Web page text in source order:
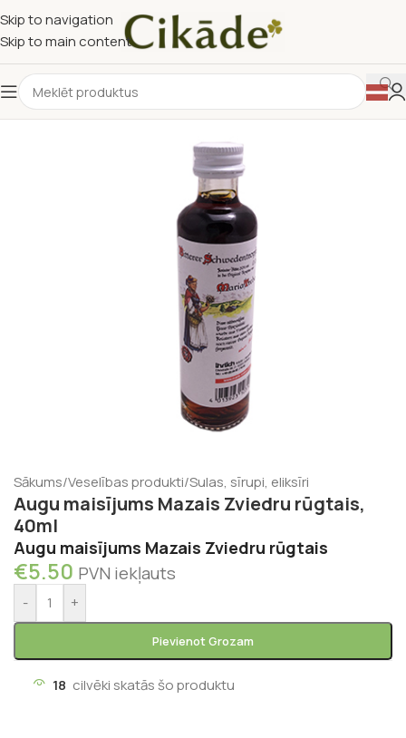
Skip to navigation
Skip to main content
Sākums/Veselības produkti/Sulas, sīrupi, eliksīri
Augu maisījums Mazais Zviedru rūgtais,
40ml
Augu maisījums Mazais Zviedru rūgtais
€5.50 PVN iekļauts
- +
Pievienot Grozam
18 cilvēki skatās šo produktu